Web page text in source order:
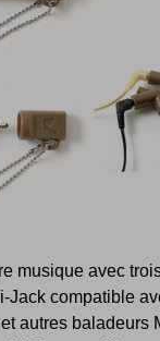
musique avec
Jack compatible
autres baladeurs